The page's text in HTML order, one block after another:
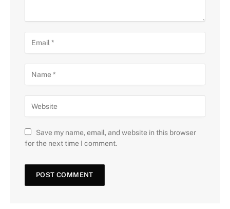
Save my name, email, and website in this browser
for the next time I comment.